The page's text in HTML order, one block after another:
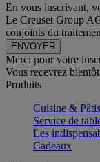
En vous inscrivant,
Le Creuset Group
conjoints du
Merci pour votre
Vous recevrez
Produits
Cuisine &
Service de
Les
Cadeaux